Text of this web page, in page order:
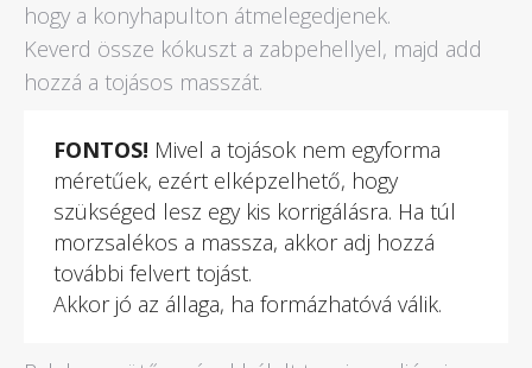
hogy a konyhapulton átmelegedjenek.
Keverd össze kókuszt a zabpehellyel, majd add
hozzá a tojásos masszát.
FONTOS! Mivel a tojások nem egyforma
méretűek, ezért elképzelhető, hogy
szükséged lesz egy kis korrigálásra. Ha túl
morzsalékos a massza, akkor adj hozzá
további felvert tojást.
Akkor jó az állaga, ha formázhatóvá válik.